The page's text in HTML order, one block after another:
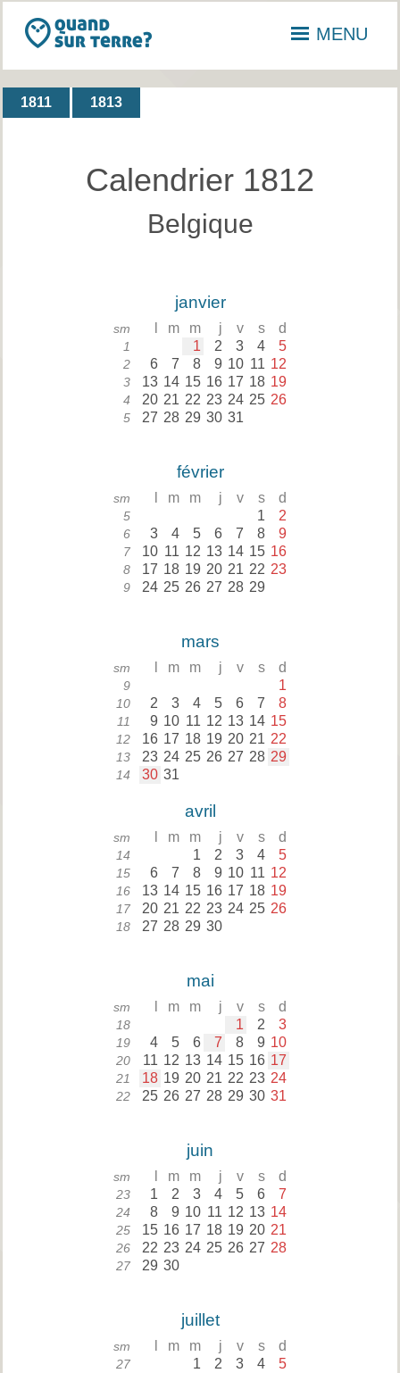
MENU
1811 1813
Calendrier 1812
Belgique
janvier
sm m m j v s d
1 1 2 3 4 5
2 6 7 8 9 10 11 12
3 13 14 15 16 17 18 19
4 20 21 22 23 24 25 26
5 27 28 29 30 31
février
sm m m j v s d
5 1 2
6 3 4 5 6 7 8 9
7 10 11 12 13 14 15 16
8 17 18 19 20 21 22 23
9 24 25 26 27 28 29
mars
sm m m j v s d
9 1
10 2 3 4 5 6 7 8
11 9 10 11 12 13 14 15
12 16 17 18 19 20 21 22
13 23 24 25 26 27 28 29
14 30 31
avril
sm m m j v s d
14 1 2 3 4 5
15 6 7 8 9 10 11 12
16 13 14 15 16 17 18 19
17 20 21 22 23 24 25 26
18 27 28 29 30
mai
sm m m j v s d
18 1 2 3
19 4 5 6 7 8 9 10
20 11 12 13 14 15 16 17
21 18 19 20 21 22 23 24
22 25 26 27 28 29 30 31
juin
sm m m j v s d
23 1 2 3 4 5 6 7
24 8 9 10 11 12 13 14
25 15 16 17 18 19 20 21
26 22 23 24 25 26 27 28
27 29 30
juillet
sm m m j v s d
27 1 2 3 4 5